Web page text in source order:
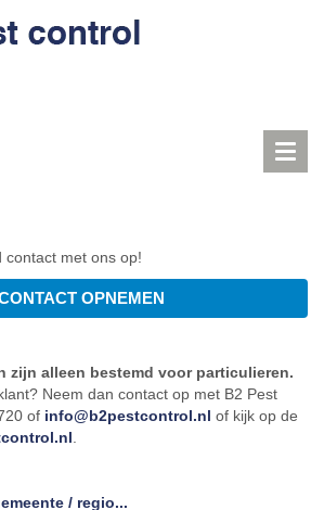
contact met ons op!
zijn alleen bestemd voor particulieren.
Neem dan contact op met B2 Pest
of info@b2pestcontrol.nl of kijk op de
.
/ regio...